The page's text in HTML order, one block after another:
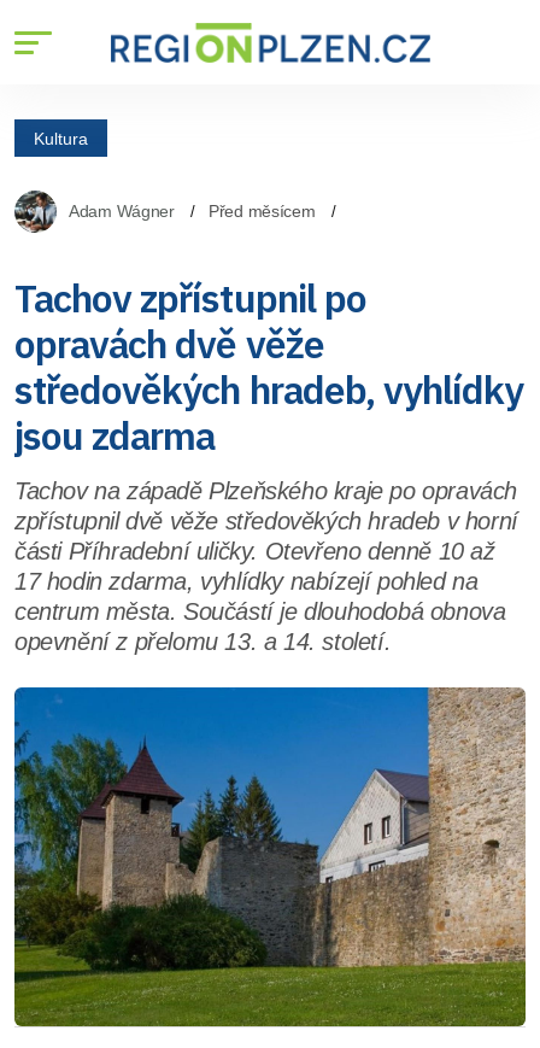
Kultura
Adam Wágner Před měsícem
Tachov zpřístupnil po
opravách dvě věže
středověkých hradeb, vyhlídky
jsou zdarma
Tachov na západě Plzeňského kraje po opravách
zpřístupnil dvě věže středověkých hradeb v horní
části Příhradební uličky. Otevřeno denně 10 až
17 hodin zdarma, vyhlídky nabízejí pohled na
centrum města. Součástí je dlouhodobá obnova
opevnění z přelomu 13. a 14. století.